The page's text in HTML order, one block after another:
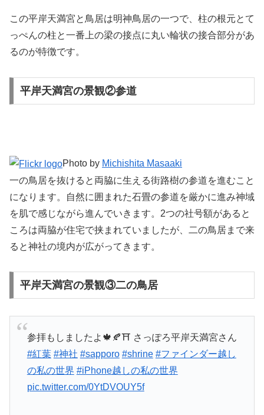
この平岸天満宮と鳥居は明神鳥居の一つで、柱の根元とて
っぺんの柱と一番上の梁の接点に丸い輪状の接合部分があ
るのが特徴です。
平岸天満宮の景観②参道
Photo by Michishita Masaaki
一の鳥居を抜けると両脇に生える街路樹の参道を進むこと
になります。自然に囲まれた石畳の参道を厳かに進み神域
を肌で感じながら進んでいきます。2つの社号額があると
ころは両脇が住宅で挟まれていましたが、二の鳥居まで来
ると神社の境内が広がってきます。
平岸天満宮の景観③二の鳥居
参拝もしましたよ🍁🍂⛩ さっぽろ平岸天満宮さん
#紅葉 #神社 #sapporo #shrine #ファインダー越し
の私の世界 #iPhone越しの私の世界
pic.twitter.com/0YtDVOUY5f